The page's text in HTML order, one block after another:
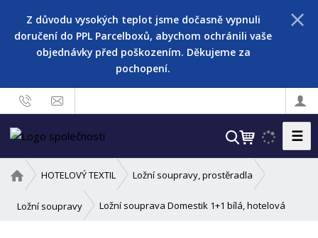
Z důvodu vysokých teplot jsme dočasně vypnuli
doručení do PPL Parcelboxů, abychom ochránili vaše
objednávky před poškozením. Děkujeme za
pochopení.
V
h
e
☰
v
o
HOTELOVÝ TEXTIL Ložní soupravy, prostěradla
Ložní soupravy Ložní souprava Domestik 1+1 bílá, hotelová